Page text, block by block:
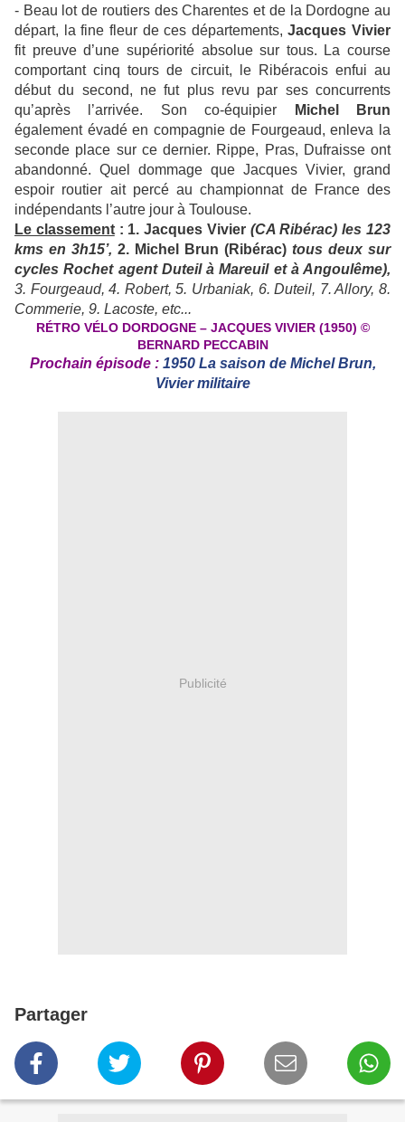
- Beau lot de routiers des Charentes et de la Dordogne au
départ, la fine fleur de ces départements,Jacques Vivier
fit preuve d’une supériorité absolue sur tous. La course
comportant cinq tours de circuit, le Ribéracois enfui au
début du second, ne fut plus revu par ses concurrents
qu’après l’arrivée. Son co-équipier
Michel Brun
également évadé en compagnie de Fourgeaud, enleva la
seconde place sur ce dernier. Rippe, Pras, Dufraisse ont
abandonné. Quel dommage que Jacques Vivier, grand
espoir routier ait percé au championnat de France des
indépendants l’autre jour à Toulouse.
Le classement: 1. Jacques Vivier (CA Ribérac) les 123
kms en 3h15’, 2. Michel Brun (Ribérac) tous deux sur
cycles Rochet agent Duteil à Mareuil et à Angoulême),
3. Fourgeaud, 4. Robert, 5. Urbaniak, 6. Duteil, 7. Allory, 8.
Commerie, 9. Lacoste, etc...
RÉTRO VÉLO DORDOGNE – JACQUES VIVIER (1950) ©
BERNARD PECCABIN
Prochain épisode : 1950 La saison de Michel Brun,
Vivier militaire
Publicité
Partager